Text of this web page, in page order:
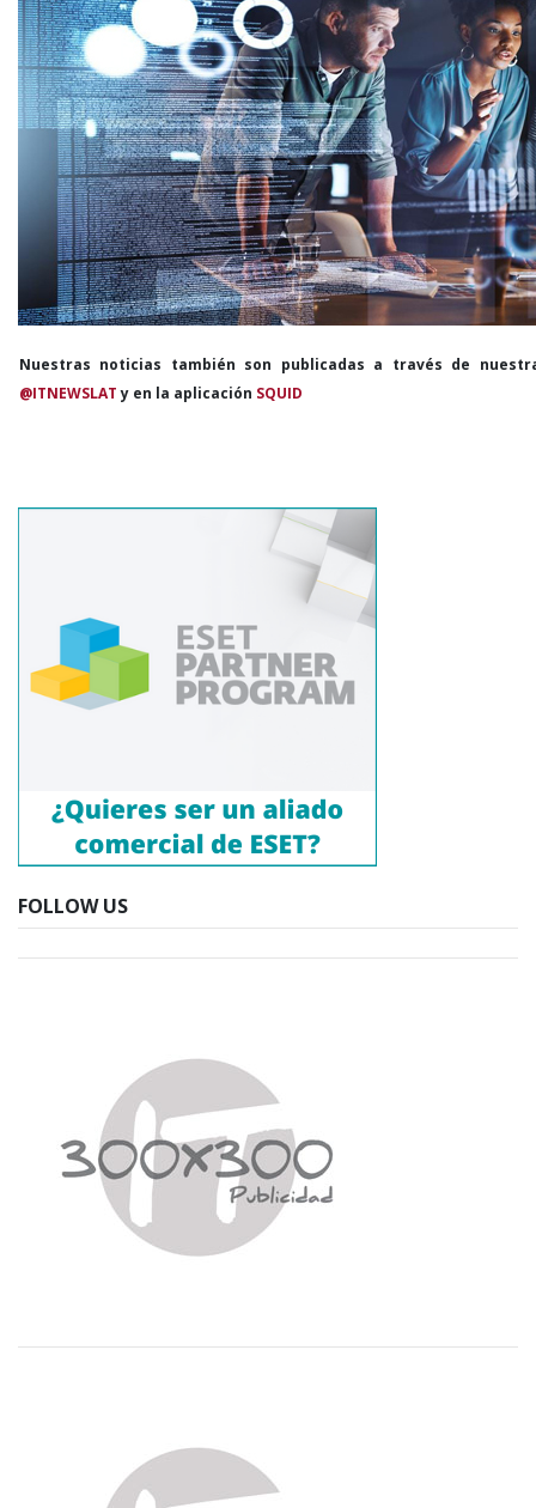
Nuestras noticias también son publicadas a través de
@ITNEWSLATy en la aplicación SQUID
FOLLOW US